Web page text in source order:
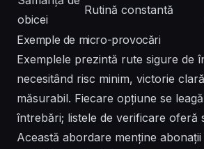
obicei
Rutină constantă
Exemple de micro-provocări
Exemplele prezintă rute sigure de
necesitând risc minim, victorie
măsurabil. Fiecare opțiune se
întrebări; listele de verificare oferă
Această abordare menține abonații